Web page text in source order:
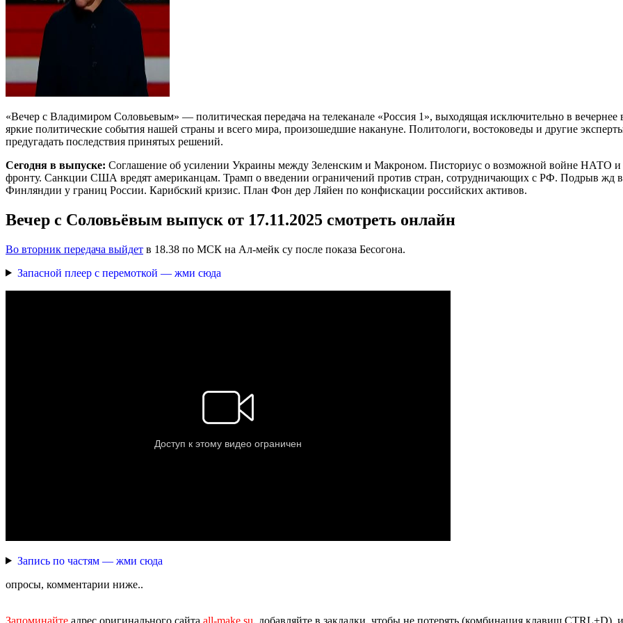
«Вечер с Владимиром Соловьевым» — политическая передача на телеканале «Россия 1», выходящая исключительно в
яркие политические события нашей страны и всего мира, произошедшие накануне. Политологи, востоковеды и другие
предугадать последствия принятых решений.
Сегодня в выпуске: Соглашение об усилении Украины между Зеленским и Макроном. Писториус о возможной войне НАТО и
фронту. Санкции США вредят американцам. Трамп о введении ограничений против стран, сотрудничающих с РФ. Подрыв жд
Финляндии у границ России. Карибский кризис. План Фон дер Ляйен по конфискации российских активов.
Вечер с Соловьёвым выпуск от 17.11.2025 смотреть онлайн
Во вторник передача выйдет в 18.38 по МСК на Ал-мейк су после показа Бесогона.
Запасной плеер с перемоткой — жми сюда
Запись по частям — жми сюда
опросы, комментарии ниже..
Запоминайте адрес оригинального сайта all-make.su, добавляйте в закладки, чтобы не потерять (комбинация клавиш CTRL+D),